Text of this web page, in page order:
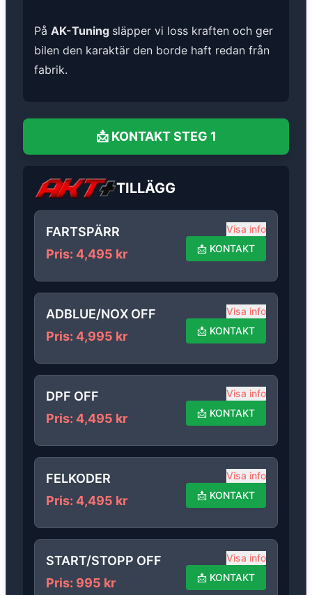
På AK-Tuning släpper vi loss kraften och ger
bilen den karaktär den borde haft redan från
fabrik.
📩 KONTAKT STEG 1
TILLÄGG
FARTSPÄRR
Pris: 4,495 kr
Visa info
📩 KONTAKT
ADBLUE/NOX OFF
Pris: 4,995 kr
Visa info
📩 KONTAKT
DPF OFF
Pris: 4,495 kr
Visa info
📩 KONTAKT
FELKODER
Pris: 4,495 kr
Visa info
📩 KONTAKT
START/STOPP OFF
Pris: 995 kr
Visa info
📩 KONTAKT